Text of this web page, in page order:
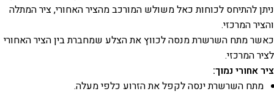
ניתן להתיחס לכוחות כאל משולש המורכב מהציר האחורי, ציר המתלה
והציר המרכזי.
כאשר מתח השרשרת מנסה לכווץ את הצלע שמחברת בין הציר האחורי
לציר המרכזי.
ציר אחורי נמוך:
מתח השרשרת ינסה לקפל את הזרוע כלפי מעלה.